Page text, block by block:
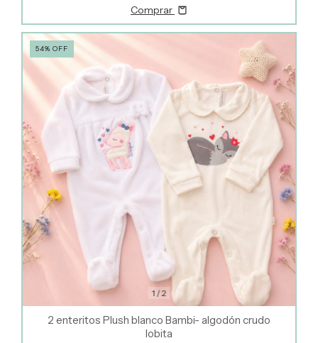
Comprar
1 /2
54% OFF
2 enteritos Plush blanco Bambi- algodón crudo
lobita